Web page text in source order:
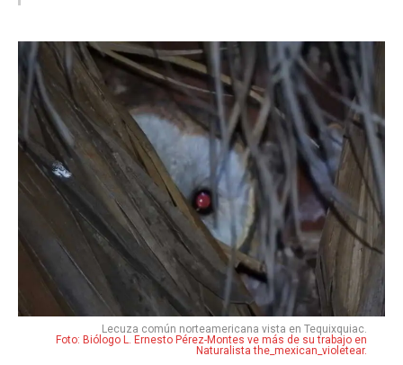
Lecuza común norteamericana vista en Tequixquiac.
Foto: Biólogo L. Ernesto Pérez-Montes ve más de su trabajo en
Naturalista the_mexican_violetear.